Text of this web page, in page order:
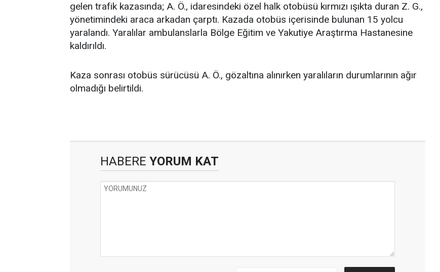
gelen trafik kazasında; A. Ö., idaresindeki özel halk otobüsü kırmızı ışıkta duran Z. G.,
yönetimindeki araca arkadan çarptı. Kazada otobüs içerisinde bulunan 15 yolcu
yaralandı. Yaralılar ambulanslarla Bölge Eğitim ve Yakutiye Araştırma Hastanesine
kaldırıldı.
Kaza sonrası otobüs sürücüsü A. Ö., gözaltına alınırken yaralıların durumlarının ağır
olmadığı belirtildi.
HABERE YORUM KAT